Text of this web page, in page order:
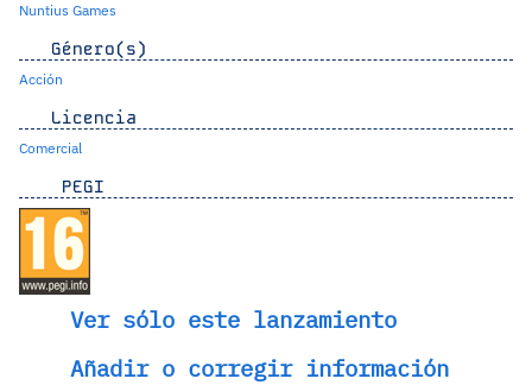
Nuntius Games
Género(s)
Acción
Licencia
Comercial
PEGI
Ver sólo este lanzamiento
Añadir o corregir información